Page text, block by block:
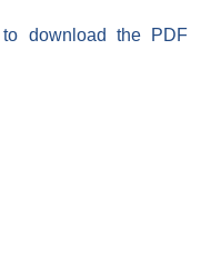
download the PDF